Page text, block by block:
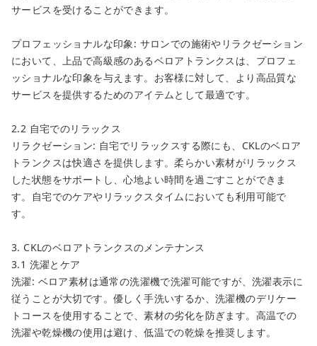
サービスを受けることができます。
プロフェッショナルな印象: サロンでの施術やリラクゼーション
において、上品で高級感のあるベロアトランクスは、プロフェ
ッショナルな印象を与えます。お客様に対して、より高品質な
サービスを提供するためのアイテムとして最適です。
2.2 自宅でのリラックス
リラクゼーション: 自宅でリラックスする際にも、CKLのベロア
トランクスは快適さを提供します。柔らかい素材がリラックス
した状態をサポートし、心地よい時間を過ごすことができま
す。自宅でのケアやリラックスタイムにおいても利用可能で
す。
3. CKLのベロアトランクスのメンテナンス
3.1 洗濯とケア
洗濯: ベロア素材は通常の洗濯機で洗濯可能ですが、洗濯表示に
従うことが大切です。優しく手洗いするか、洗濯機のデリケー
トコースを使用することで、素材の劣化を防ぎます。高温での
洗濯や乾燥機の使用は避け、低温での乾燥を推奨します。